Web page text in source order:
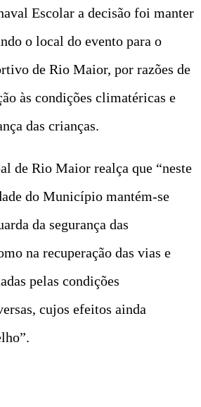
Escolar a decisão foi manter
o local do evento para o
de Rio Maior, por razões de
às condições climatéricas e
das crianças.
de Rio Maior realça que “neste
do Município mantém-se
da segurança das
na recuperação das vias e
pelas condições
cujos efeitos ainda